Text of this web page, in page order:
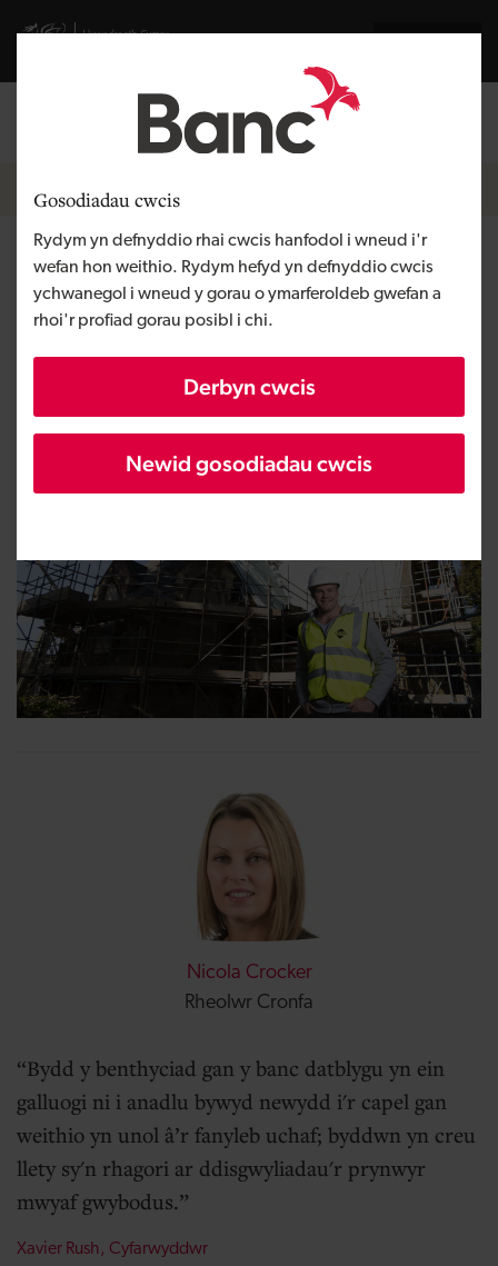
Gosodiadau cwcis
Rydym yn defnyddio rhai cwcis hanfodol i wneud i'r
wefan hon weithio. Rydym hefyd yn defnyddio cwcis
ychwanegol i wneud y gorau o ymarferoldeb gwefan a
rhoi'r profiad gorau posibl i chi.
Derbyn cwcis
Newid gosodiadau cwcis
Visit gov.wales website
Mewngofnodi
Breadcrumb
Hafan
X-Stream Properties Limited
Rhanbarth De Cymru
Eiddo datblygu
Maint BBaCh
Dros £1 miliwn
Nicola Crocker
Rheolwr Cronfa
Bydd y benthyciad gan y banc datblygu yn ein
galluogi ni i anadlu bywyd newydd i'r capel gan
weithio yn unol â’r fanyleb uchaf; byddwn yn creu
llety sy'n rhagori ar ddisgwyliadau'r prynwyr
mwyaf gwybodus.
Xavier Rush, Cyfarwyddwr